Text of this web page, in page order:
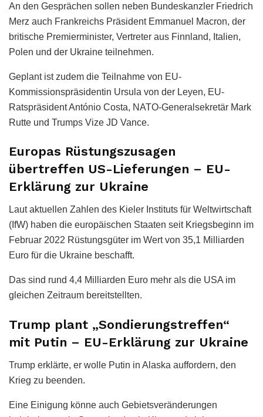
An den Gesprächen sollen neben Bundeskanzler Friedrich
Merz auch Frankreichs Präsident Emmanuel Macron, der
britische Premierminister, Vertreter aus Finnland, Italien,
Polen und der Ukraine teilnehmen.
Geplant ist zudem die Teilnahme von EU-
Kommissionspräsidentin Ursula von der Leyen, EU-
Ratspräsident António Costa, NATO-Generalsekretär Mark
Rutte und Trumps Vize JD Vance.
Europas Rüstungszusagen
übertreffen US-Lieferungen – EU-
Erklärung zur Ukraine
Laut aktuellen Zahlen des Kieler Instituts für Weltwirtschaft
(IfW) haben die europäischen Staaten seit Kriegsbeginn im
Februar 2022 Rüstungsgüter im Wert von 35,1 Milliarden
Euro für die Ukraine beschafft.
Das sind rund 4,4 Milliarden Euro mehr als die USA im
gleichen Zeitraum bereitstellten.
Trump plant „Sondierungstreffen“
mit Putin – EU-Erklärung zur Ukraine
Trump erklärte, er wolle Putin in Alaska auffordern, den
Krieg zu beenden.
Eine Einigung könne auch Gebietsveränderungen